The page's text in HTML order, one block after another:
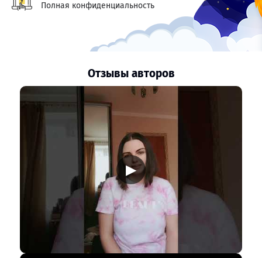
Полная конфиденциальность
Отзывы авторов
▶